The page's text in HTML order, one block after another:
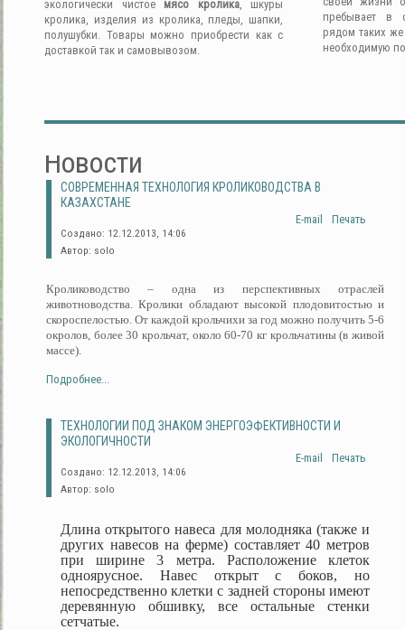
экологически чистое мясо кролика, шкуры
кролика, изделия из кролика, пледы, шапки,
полушубки. Товары можно приобрести как с
доставкой так и самовывозом.
пребывает в
рядом таких
необходимую
Новости
СОВРЕМЕННАЯ ТЕХНОЛОГИЯ КРОЛИКОВОДСТВА В
КАЗАХСТАНЕ
Печать
E-mail
Создано: 12.12.2013, 14:06
Автор: solo
Кролиководство – одна из перспективных отраслей
животноводства. Кролики обладают высокой плодовитостью и
скороспелостью. От каждой крольчихи за год можно получить 5-6
окролов, более 30 крольчат, около 60-70 кг крольчатины (в живой
массе).
Подробнее...
ТЕХНОЛОГИИ ПОД ЗНАКОМ ЭНЕРГОЭФЕКТИВНОСТИ И
ЭКОЛОГИЧНОСТИ
Печать
E-mail
Создано: 12.12.2013, 14:06
Автор: solo
Длина открытого навеса для молодняка (также и
других навесов на ферме) составляет 40 метров
при ширине 3 метра. Расположение клеток
одноярусное. Навес открыт с боков, но
непосредственно клетки с задней стороны имеют
деревянную обшивку, все остальные стенки
сетчатые.